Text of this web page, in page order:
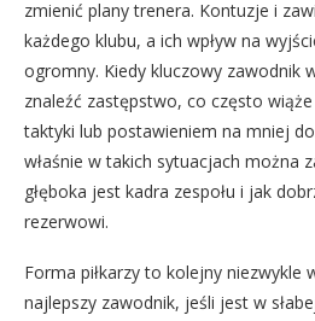
zmienić plany trenera. Kontuzje i
każdego klubu, a ich wpływ na
ogromny. Kiedy kluczowy zawodnik
znaleźć zastępstwo, co często
taktyki lub postawieniem na mniej
właśnie w takich sytuacjach można
głęboka jest kadra zespołu i jak
rezerwowi.
Forma piłkarzy to kolejny niezwykle
najlepszy zawodnik, jeśli jest w